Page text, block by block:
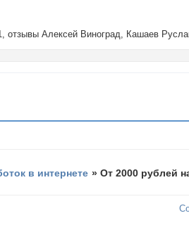
отзывы Алексей Виноград, Кашаев
в интернете »От 2000 рублей